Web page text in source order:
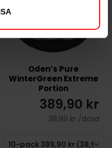
Oden’s Pure
WinterGreen Extreme
Portion
389,90 kr
38,99 kr /dosa